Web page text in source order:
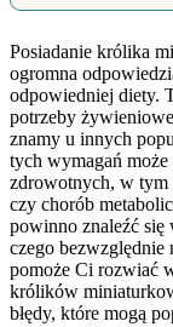
Posiadanie królika
ogromna
odpowiedniej diety.
potrzeby
znamy u innych
tych wymagań
zdrowotnych, w tym
czy chorób
powinno znaleźć się
czego bezwzględnie
pomoże Ci rozwiać
królików
błędy, które mogą